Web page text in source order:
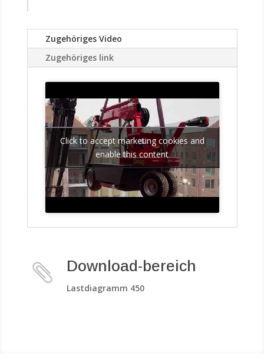
Zugehöriges Video
Zugehöriges link
Click to accept marketing cookies and
enable this content
 Download-bereich
Lastdiagramm 450